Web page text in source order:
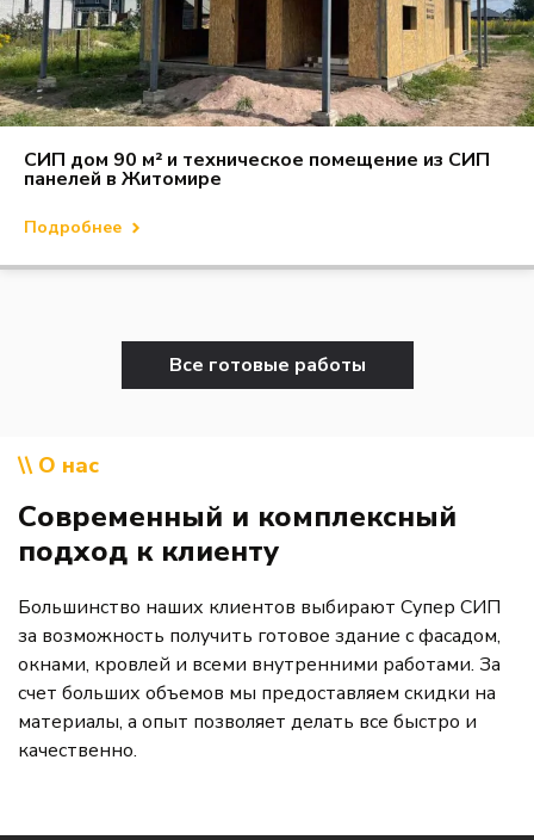
СИП дом 90 м² и техническое помещение из СИП
панелей в Житомире
Подробнее
Все готовые работы
\\ О нас
Современный и комплексный
подход к клиенту
Большинство наших клиентов выбирают Супер СИП
за возможность получить готовое здание с фасадом,
окнами, кровлей и всеми внутренними работами. За
счет больших объемов мы предоставляем скидки на
материалы, а опыт позволяет делать все быстро и
качественно.